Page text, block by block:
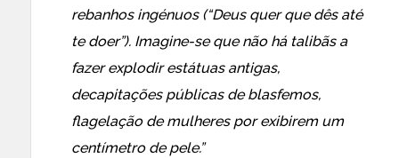
rebanhos ingénuos (“Deus quer que dês até
te doer”). Imagine-se que não há talibãs a
fazer explodir estátuas antigas,
decapitações públicas de blasfemos,
flagelação de mulheres por exibirem um
centímetro de pele.”